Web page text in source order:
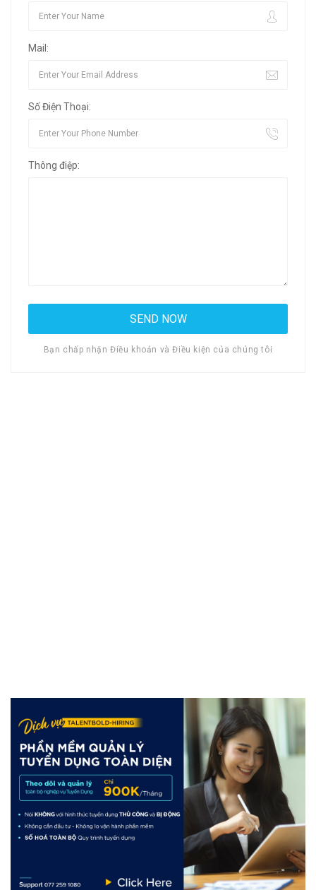
Mail:
Số Điện Thoại:
Thông điệp:
Bạn chấp nhận Điều khoản và Điều kiện của chúng tôi